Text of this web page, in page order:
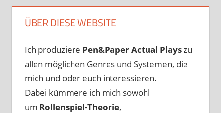
ÜBER DIESE WEBSITE
Ich produziere Pen&PaperActual Plays zu
allen möglichen Genres und Systemen, die
mich und oder euch interessieren.
Dabei kümmere ich mich sowohl
um Rollenspiel-Theorie,